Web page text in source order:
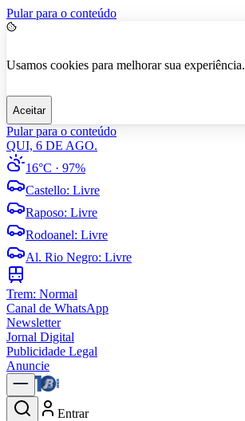
Pular para o conteúdo
Usamos cookies para melhorar sua experiência.
Aceitar
Pular para o conteúdo
QUI, 6 DE AGO.
16°C · 97%
Castello: Livre
Raposo: Livre
Rodoanel: Livre
Al. Rio Negro: Livre
Trem: Normal
Canal de WhatsApp
Newsletter
Jornal Digital
Publicidade Legal
Anuncie
Entrar